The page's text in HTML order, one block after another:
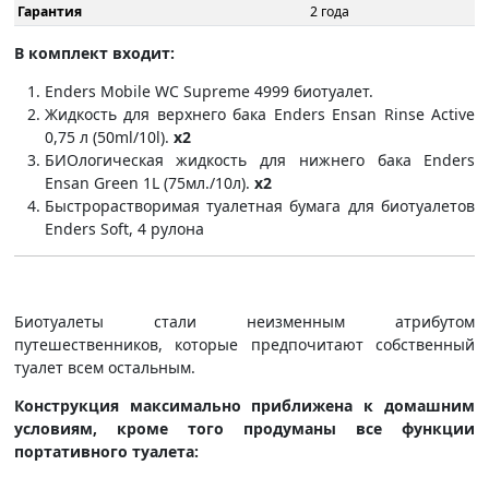
Гарантия
2 года
В комплект входит:
Enders Mobile WC Supreme 4999 биотуалет.
Жидкость для верхнего бака Enders Ensan Rinse Active
0,75 л (50ml/10l). x2
БИОлогическая жидкость для нижнего бака Enders
Ensan Green 1L (75мл./10л). x2
Быстрорастворимая туалетная бумага для биотуалетов
Enders Soft, 4 рулона
Биотуалеты стали неизменным атрибутом
путешественников, которые предпочитают собственный
туалет всем остальным.
Конструкция максимально приближена к домашним
условиям, кроме того продуманы все функции
портативного туалета: